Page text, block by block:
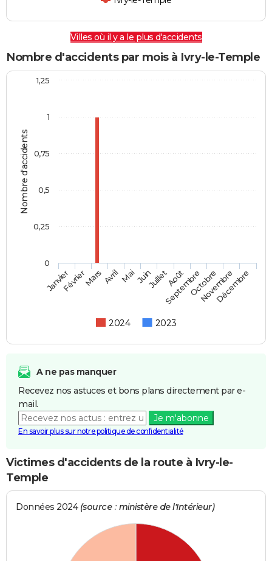
Villes où il y a le plus d'accidents
Nombre d'accidents par mois à Ivry-le-Temple
Nombre d'accidents
2024 2023
JanvierFévrierMars AvrilMaiJuinJuilletAoût
SeptembreOctobre
Novembre
Décembre
0
1
0,25
0,5
0,75
1,25
A ne pas manquer
Recevez nos astuces et bons plans directement par e-
mail.
Je m'abonne
En savoir plus sur notre politique de confidentialité
Victimes d'accidents de la route à Ivry-le-
Temple
Données 2024 (source : ministère de l'Intérieur)